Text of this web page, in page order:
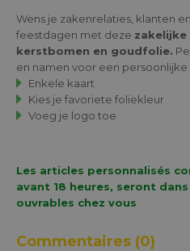
Wens je zakenrelaties, klanten
feestdagen met deze
kerstbomen en goudfolie.
en namen voor een persoonlijke
Enkele kaart
Kies je favoriete foliekleur
Voeg je logo toe
Les articles personnalisés
avant 18 heures, seront
ouvrables chez vous
Commentaires (0)